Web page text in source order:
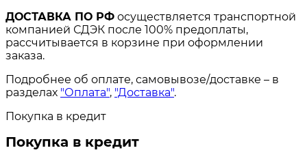
ДОСТАВКА ПО РФ осуществляется транспортной
компанией СДЭК после 100% предоплаты,
рассчитывается в корзине при оформлении
заказа.
Подробнее об оплате, самовывозе/доставке – в
разделах "Оплата", "Доставка".
Покупка в кредит
Покупка в кредит